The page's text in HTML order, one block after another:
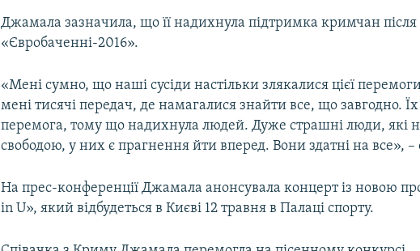
Джамала зазначила, що її надихнула підтримка кримчан
«Євробаченні-2016».
«Мені сумно, що наші сусіди настільки злякалися цієї
мені тисячі передач, де намагалися знайти все, що завгодно.
перемога, тому що надихнула людей. Дуже страшні люди, які
свободою, у них є прагнення йти вперед. Вони здатні на все», –
На прес-конференції Джамала анонсувала концерт із новою
in U», який відбудеться в Києві 12 травня в Палаці спорту.